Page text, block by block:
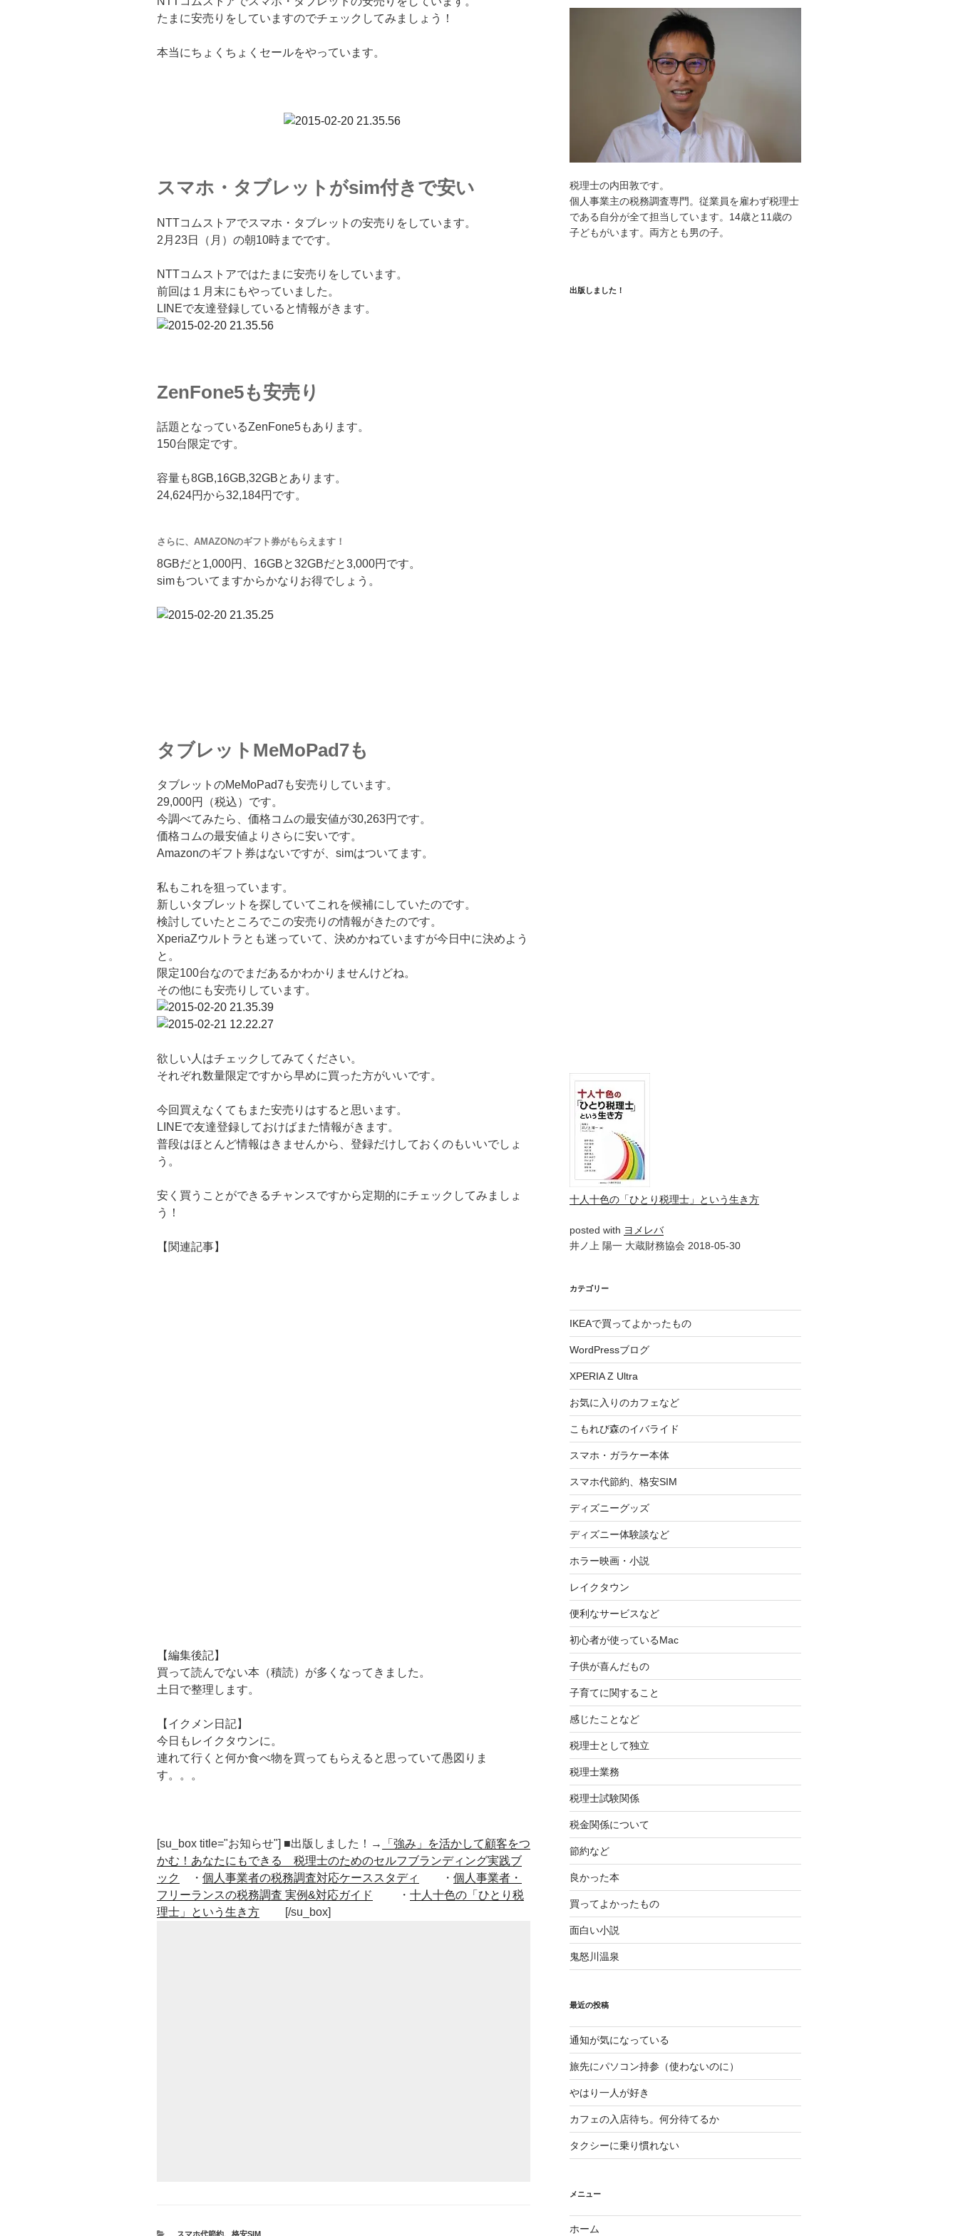
たまに安売りをしていますのでチェックしてみましょう！
本当にちょくちょくセールをやっています。
スマホ・タブレットがsim付きで安い
NTTコムストアでスマホ・タブレットの安売りをしています。
2月23日（月）の朝10時までです。
NTTコムストアではたまに安売りをしています。
前回は１月末にもやっていました。
LINEで友達登録していると情報がきます。
ZenFone5も安売り
話題となっているZenFone5もあります。
150台限定です。
容量も8GB,16GB,32GBとあります。
24,624円から32,184円です。
さらに、AMAZONのギフト券がもらえます！
8GBだと1,000円、16GBと32GBだと3,000円です。
simもついてますからかなりお得でしょう。
タブレットMeMoPad7も
タブレットのMeMoPad7も安売りしています。
29,000円（税込）です。
今調べてみたら、価格コムの最安値が30,263円です。
価格コムの最安値よりさらに安いです。
Amazonのギフト券はないですが、simはついてます。
私もこれを狙っています。
新しいタブレットを探していてこれを候補にしていたのです。
検討していたところでこの安売りの情報がきたのです。
XperiaZウルトラとも迷っていて、決めかねていますが今日中に決めよう
と。
限定100台なのでまだあるかわかりませんけどね。
その他にも安売りしています。
欲しい人はチェックしてみてください。
それぞれ数量限定ですから早めに買った方がいいです。
今回買えなくてもまた安売りはすると思います。
LINEで友達登録しておけばまた情報がきます。
普段はほとんど情報はきませんから、登録だけしておくのもいいでしょ
う。
安く買うことができるチャンスですから定期的にチェックしてみましょ
う！
【関連記事】
【編集後記】
買って読んでない本（積読）が多くなってきました。
土日で整理します。
【イクメン日記】
今日もレイクタウンに。
連れて行くと何か食べ物を買ってもらえると思っていて愚図りま
す。。。
[su_box title="お知らせ"] ■出版しました！→
「強み」を活かして顧客をつ
かむ！あなたにもできる 税理士のためのセルフブランディング実践ブ
ック
・ 個人事業者の税務調査対応ケーススタディ ・ 個人事業者・
フリーランスの税務調査 実例&対応ガイド
・ 十人十色の「ひとり税
理士」という生き方 [/su_box]
カ
スマホ代節約、格安SIM
税理士の内田敦です。
個人事業主の税務調査専門。従業員を雇わず税理士
である自分が全て担当しています。14歳と11歳の
子どもがいます。両方とも男の子。
出版しました！
十人十色の「ひとり税理士」という生き方
posted with ヨメレバ
井ノ上 陽一 大蔵財務協会 2018-05-30
カテゴリー
IKEAで買ってよかったもの
WordPressブログ
XPERIA Z Ultra
お気に入りのカフェなど
こもれび森のイバライド
スマホ・ガラケー本体
スマホ代節約、格安SIM
ディズニーグッズ
ディズニー体験談など
ホラー映画・小説
レイクタウン
便利なサービスなど
初心者が使っているMac
子供が喜んだもの
子育てに関すること
感じたことなど
税理士として独立
税理士業務
税理士試験関係
税金関係について
節約など
良かった本
買ってよかったもの
面白い小説
鬼怒川温泉
最近の投稿
通知が気になっている
旅先にパソコン持参（使わないのに）
やはり一人が好き
カフェの入店待ち。何分待てるか
タクシーに乗り慣れない
メニュー
ホーム